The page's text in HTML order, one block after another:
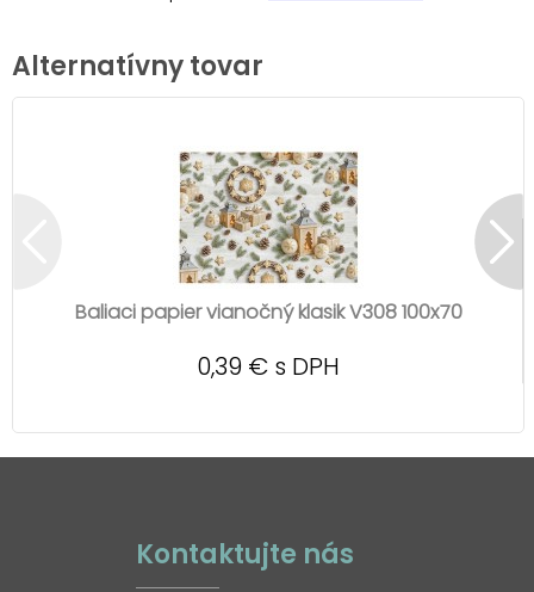
Alternatívny tovar
Baliaci papier vianočný klasik V308 100x70
0,39 € s DPH
Kontaktujte nás